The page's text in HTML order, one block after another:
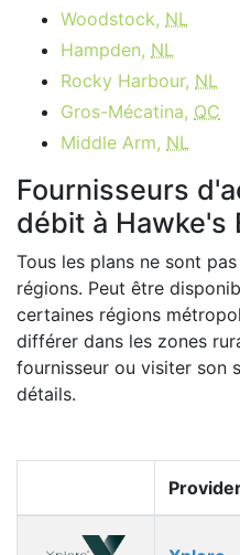
Woodstock, NL
Hampden, NL
Rocky Harbour, NL
Gros-Mécatina, QC
Middle Arm, NL
Fournisseurs
débit à Hawke's
Tous les plans ne sont
régions. Peut être
certaines régions
différer dans les zones
fournisseur ou visiter son
détails.